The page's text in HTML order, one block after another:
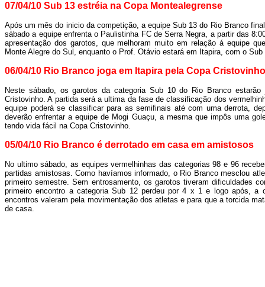
07/04/10 Sub 13 estréia na Copa Montealegrense
Após um mês do inicio da competição, a equipe Sub 13 do Rio Branco
sábado a equipe enfrenta o Paulistinha FC de Serra Negra, a partir das
apresentação dos garotos, que melhoram muito em relação á equipe
Monte Alegre do Sul, enquanto o Prof. Otávio estará em Itapira, com o Sub
06/04/10 Rio Branco joga em Itapira pela Copa Cristovinho
Neste sábado, os garotos da categoria Sub 10 do Rio Branco
Cristovinho. A partida será a ultima da fase de classificação dos
equipe poderá se classificar para as semifinais até com uma derrota,
deverão enfrentar a equipe de Mogi Guaçu, a mesma que impôs uma
tendo vida fácil na Copa Cristovinho.
05/04/10 Rio Branco é derrotado em casa em amistosos
No ultimo sábado, as equipes vermelhinhas das categorias 98 e 96
partidas amistosas. Como havíamos informado, o Rio Branco mesclou
primeiro semestre. Sem entrosamento, os garotos tiveram dificuldades
primeiro encontro a categoria Sub 12 perdeu por 4 x 1 e logo após,
encontros valeram pela movimentação dos atletas e para que a torcida
de casa.